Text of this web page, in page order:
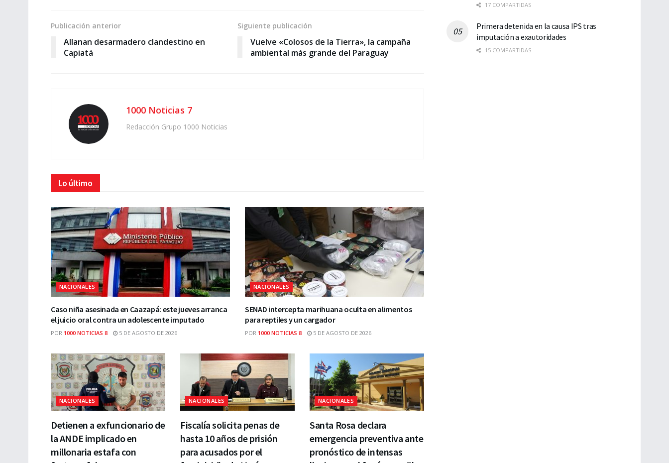
Publicación anterior
Allanan desarmadero clandestino en
Capiatá
Siguiente publicación
Vuelve «Colosos de la Tierra», la campaña
ambiental más grande del Paraguay
1000 Noticias 7
Redacción Grupo 1000 Noticias
Lo último
NACIONALES
Caso niña asesinada en Caazapá: este jueves arranca
el juicio oral contra un adolescente imputado
POR 1000 NOTICIAS 8 5 DE AGOSTO DE 2026
NACIONALES
SENAD intercepta marihuana oculta en alimentos
para reptiles y un cargador
POR 1000 NOTICIAS 8 5 DE AGOSTO DE 2026
NACIONALES
Detienen a exfuncionario de
la ANDE implicado en
millonaria estafa con
NACIONALES
Fiscalía solicita penas de
hasta 10 años de prisión
para acusados por el
NACIONALES
Santa Rosa declara
emergencia preventiva ante
pronóstico de intensas
17 COMPARTIDAS
Primera detenida en la causa IPS tras
imputación a exautoridades
15 COMPARTIDAS